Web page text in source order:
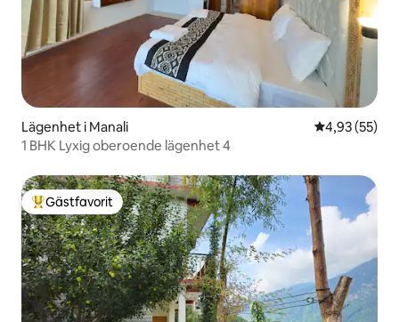
Lägenhet i Manali 4,93 av 5 i
4,93 (55)
1 BHK Lyxig oberoende lägenhet 4
Populär gästfavorit
Gästfavorit